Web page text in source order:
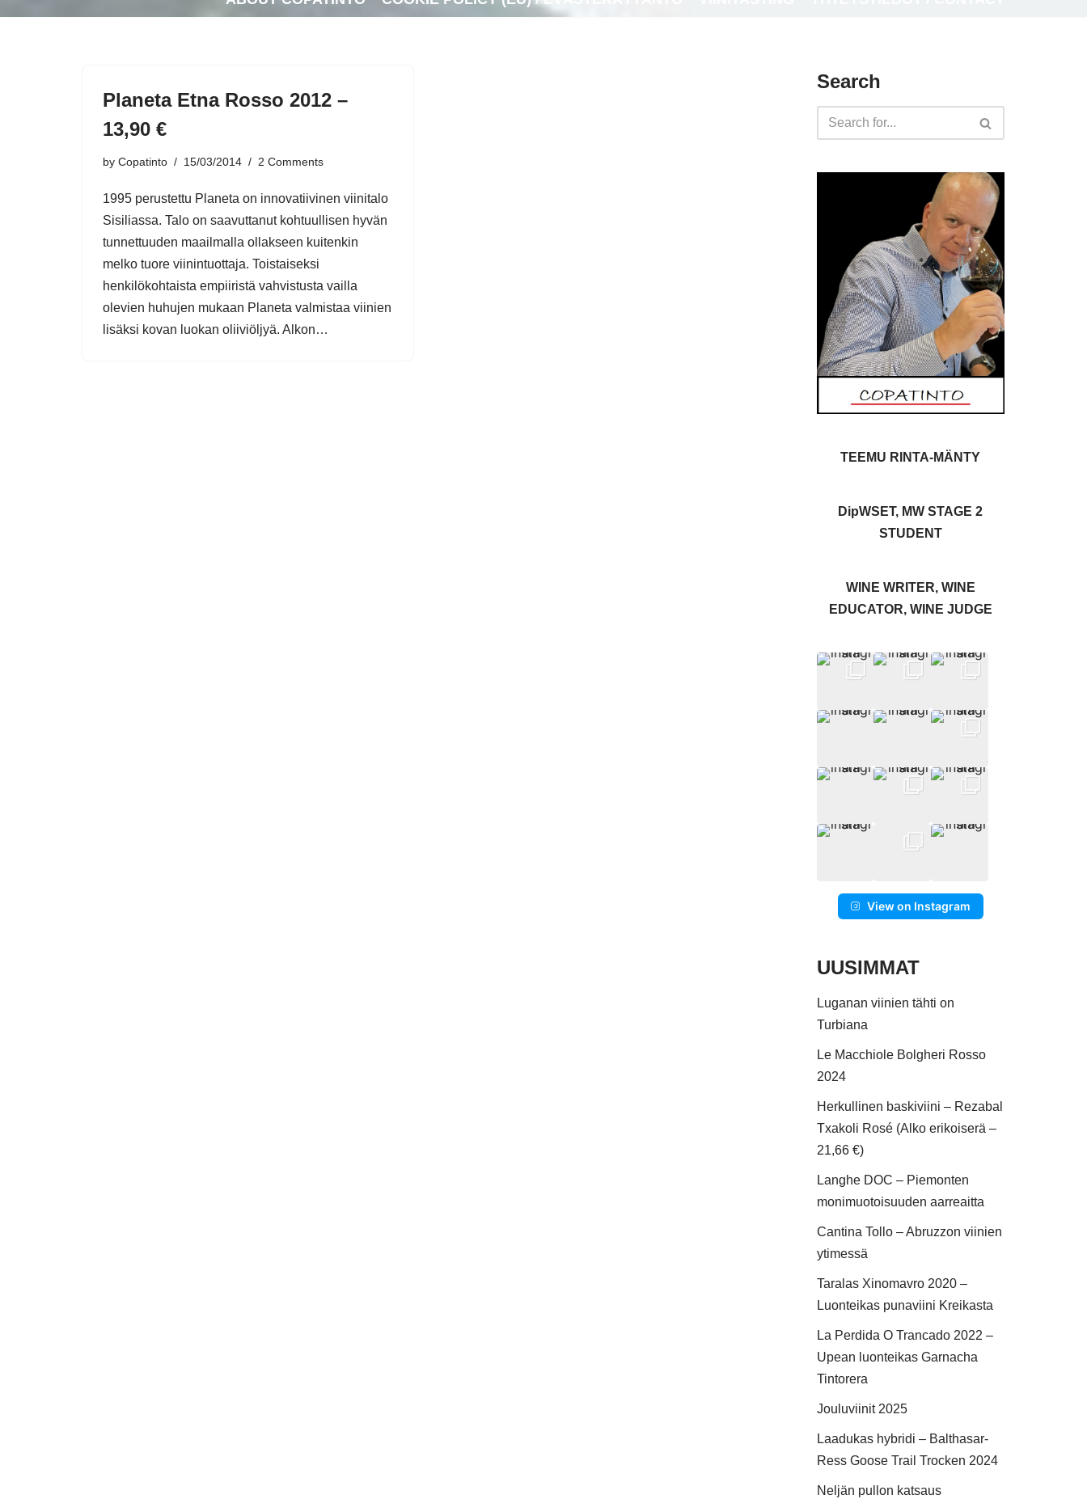
Planeta Etna Rosso 2012 –
13,90 €
by Copatinto 15/03/2014 2 Comments
1995 perustettu Planeta on innovatiivinen viinitalo
Sisiliassa. Talo on saavuttanut kohtuullisen hyvän
tunnettuuden maailmalla ollakseen kuitenkin
melko tuore viinintuottaja. Toistaiseksi
henkilökohtaista empiiristä vahvistusta vailla
olevien huhujen mukaan Planeta valmistaa viinien
lisäksi kovan luokan oliiviöljyä. Alkon…
Search
TEEMU RINTA-MÄNTY
DipWSET, MW STAGE 2
STUDENT
WINE WRITER, WINE
EDUCATOR, WINE JUDGE
View on Instagram
UUSIMMAT
Luganan viinien tähti on
Turbiana
Le Macchiole Bolgheri Rosso
2024
Herkullinen baskiviini – Rezabal
Txakoli Rosé (Alko erikoiserä –
21,66 €)
Langhe DOC – Piemonten
monimuotoisuuden aarreaitta
Cantina Tollo – Abruzzon viinien
ytimessä
Taralas Xinomavro 2020 –
Luonteikas punaviini Kreikasta
La Perdida O Trancado 2022 –
Upean luonteikas Garnacha
Tintorera
Jouluviinit 2025
Laadukas hybridi – Balthasar-
Ress Goose Trail Trocken 2024
Neljän pullon katsaus